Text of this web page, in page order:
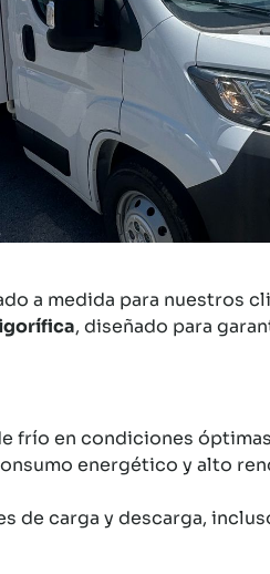
a medida para nuestros
, diseñado para
frío en condiciones
energético y alto
de carga y descarga,